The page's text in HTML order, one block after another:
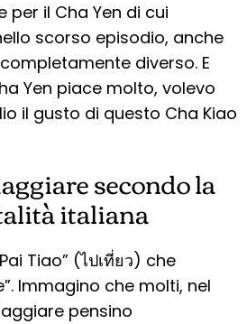
il Cha Yen di cui
scorso episodio, anche
diverso. E
Yen piace molto, volevo
il gusto di questo Cha Kiao
secondo la
italiana
Tiao” (ไปเที่ยว) che
Immagino che molti, nel
pensino